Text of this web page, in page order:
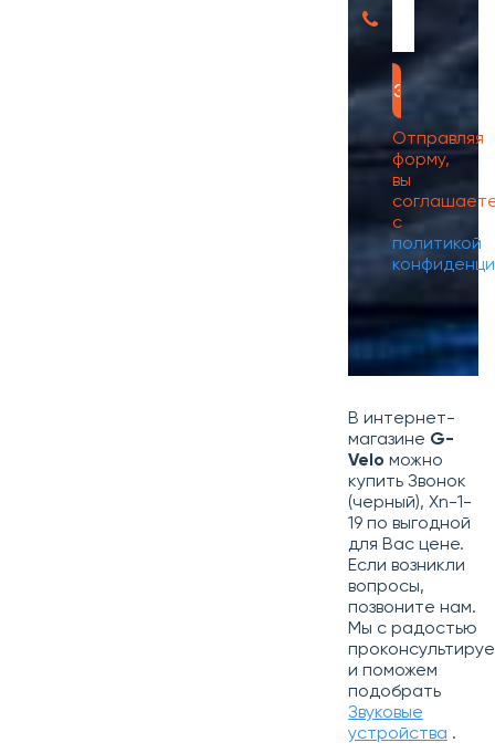
Отправляя
форму,
вы
с
политикой
В интернет-
магазине G-
Velo можно
купить Звонок
(черный), Xn-1-
19 по выгодной
для Вас цене.
Если возникли
вопросы,
позвоните нам.
Мы с радостью
и поможем
подобрать
Звуковые
устройства .